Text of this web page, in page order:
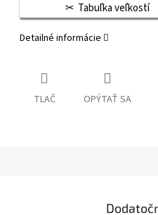
Tabuľka veľkostí
Detailné informácie
TLAČ OPÝTAŤ SA